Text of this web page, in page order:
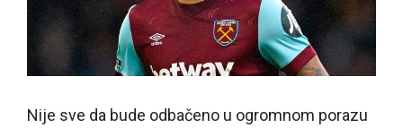
Nije sve da bude odbačeno u ogromnom porazu